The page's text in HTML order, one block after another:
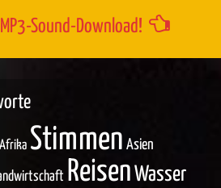
Sound-Download!
Afrika Stimmen Asien
ReisenWasser